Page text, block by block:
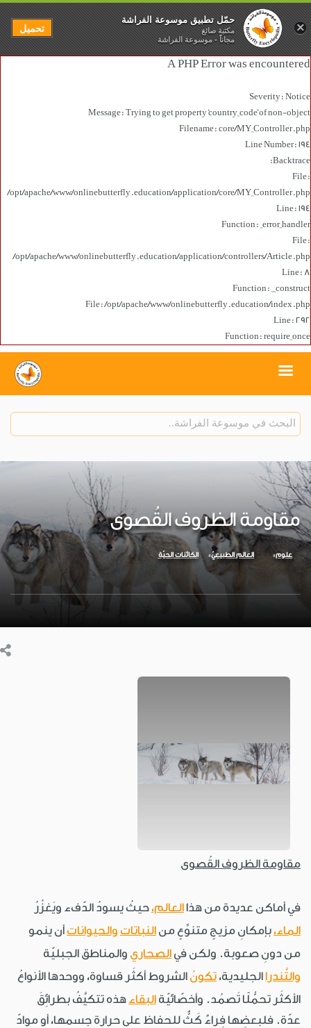
A PHP Error was encountered
Severity: Notice
Message: Trying to get property 'country_code' of non-object
Filename: core/MY_Controller.php
Line Number: 194
Backtrace:
File:
/opt/apache/www/onlinebutterfly.education/application/core/MY_Controller.php
Line: 194
Function: _error_handler
File:
/opt/apache/www/onlinebutterfly.education/application/controllers/Article.php
Line: 8
Function: __construct
File: /opt/apache/www/onlinebutterfly.education/index.php
Line: 292
Function: require_once
مقاومة الظروف القُصوى
علوم العالم الطبيعيّ الكائنات الحيّة
مقاومة الظروف القُصوى
في أماكن عديدة من هذا العالم، حيثُ يسودُ الدّفء ويَغزُرُ
الماء، بإمكانِ مزيجٍ متنوِّعٍ من النباتات والحيواناتأن ينمو
من دونِ صعوبة. ولكن في الصحاري والمناطق الجبليّة
والتَّندراالجليدية، تكونُالشروط أكثَر قساوة، ووحدها الأنواعُ
الأكثَر تحمُّلًا تَصمُد. وأخصّائيّة البقاء هذه تتكيَّفُ بطرائِقَ
عدّة. فلبعضِها فِراءٌ كَثٌّ للحفاظ على حرارة جسمها، أو موادّ
×
حمّل تطبيق موسوعة الفراشة
مكتبة صائغ
مجاناً - موسوعة الفراشة
تحميل